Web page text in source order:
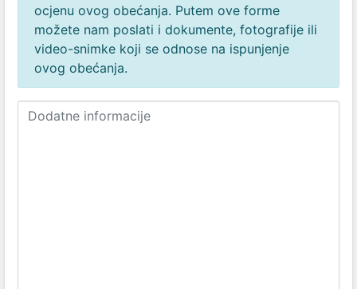
ocjenu ovog obećanja. Putem ove forme
možete nam poslati i dokumente, fotografije ili
video-snimke koji se odnose na ispunjenje
ovog obećanja.